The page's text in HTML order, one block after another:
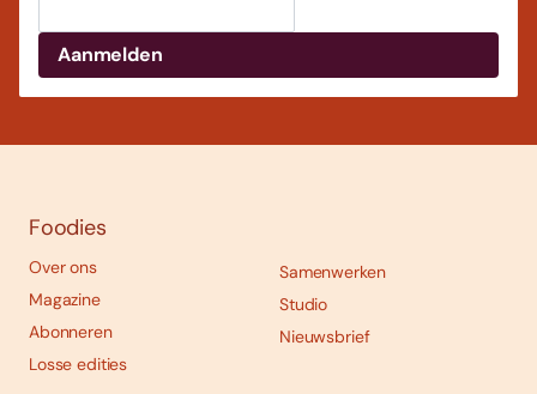
Foodies
Over ons
Magazine
Abonneren
Losse edities
Samenwerken
Studio
Nieuwsbrief